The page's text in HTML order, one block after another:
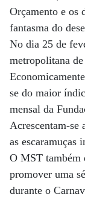
Orçamento e os
fantasma do
No dia 25 de
metropolitana
se do maior
mensal da
Acrescentam-se
as escaramuças
O MST também
promover uma
durante o